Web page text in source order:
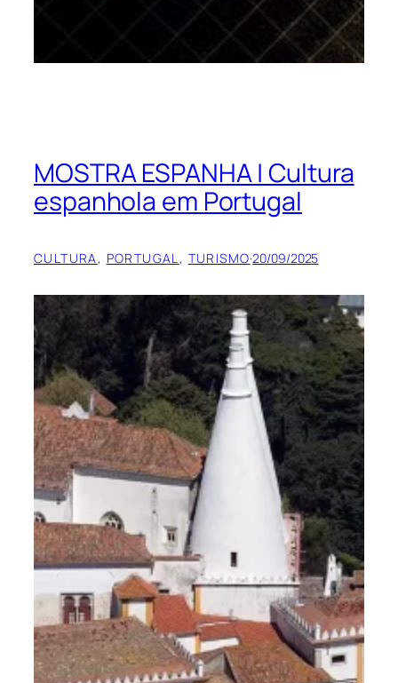
MOSTRA ESPANHA | Cultura
espanhola em Portugal
CULTURA, PORTUGAL, TURISMO·20/09/2025